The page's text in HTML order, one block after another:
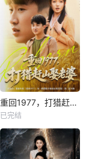
重回1977，打猎赶山娶老婆
已完结